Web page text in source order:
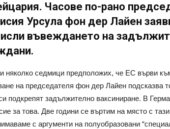
Часове по-рано
Урсула фон дер Лайен
въвеждането на
няколко седмици предположих, че ЕС върви
на председателя фон дер Лайен подсказва
подкрепят задължително ваксиниране. В
за това. Две години се въртим на място с
с аргументи на полуобразовани